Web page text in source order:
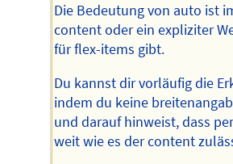
Die Bedeutung von auto ist
content oder ein expliziter
für flex-items gibt.
Du kannst dir vorläufig die
indem du keine
und darauf hinweist, dass
weit wie es der content